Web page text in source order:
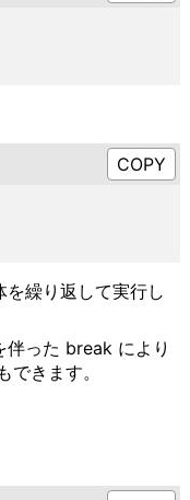
繰り返して実行し
った break により
きます。